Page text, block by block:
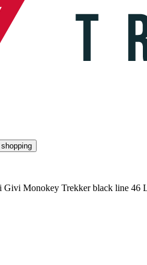
Givi Monokey Trekker black line 46